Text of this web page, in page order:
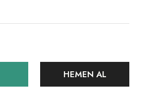
HEMEN AL